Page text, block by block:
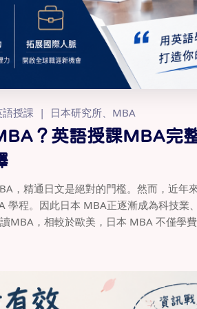
語授課 日本研究所、MBA
？英語授課MBA完
，精通日文是絕對的門檻。然而，近年
學程。因此日本 MBA正逐漸成為科技業
MBA，相較於歐美，日本 MBA 不僅學